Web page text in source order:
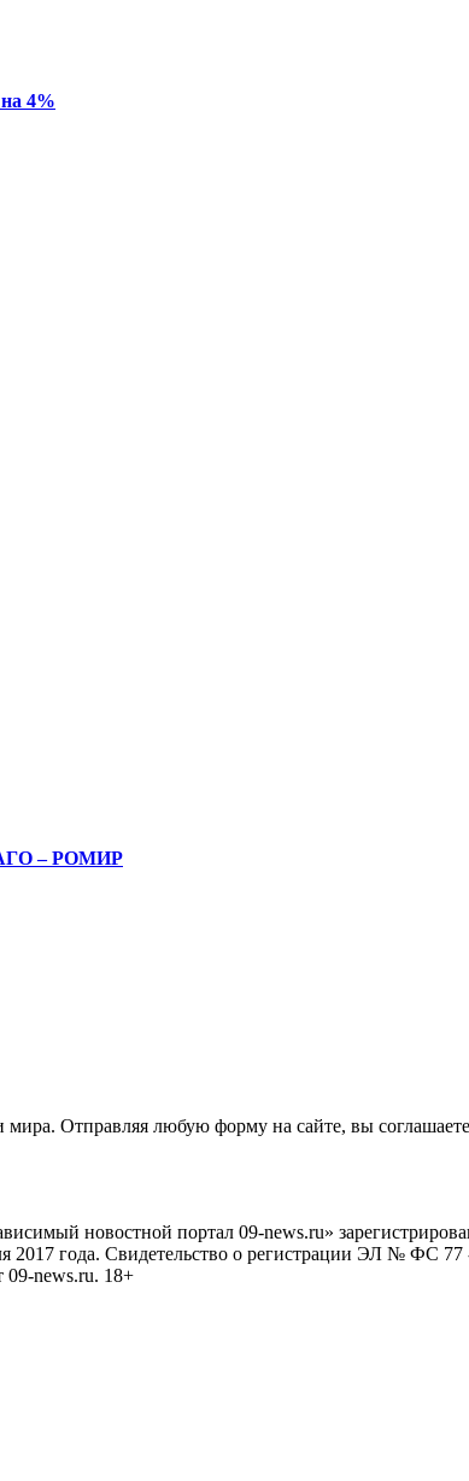
4%
– РОМИР
Отправляя любую форму на сайте, вы
новостной портал 09-news.ru»
2017 года. Свидетельство о регистрации ЭЛ № ФС
09-news.ru. 18+